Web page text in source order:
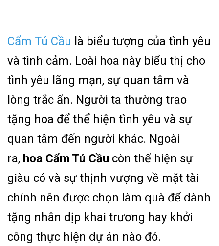
Cẩm Tú Cầu là biểu tượng của tình yêu
và tình cảm. Loài hoa này biểu thị cho
tình yêu lãng mạn, sự quan tâm và
lòng trắc ẩn. Người ta thường trao
tặng hoa để thể hiện tình yêu và sự
quan tâm đến người khác. Ngoài
ra, hoa Cẩm Tú Cầu còn thể hiện sự
giàu có và sự thịnh vượng về mặt tài
chính nên được chọn làm quà để dành
tặng nhân dịp khai trương hay khởi
công thực hiện dự án nào đó.